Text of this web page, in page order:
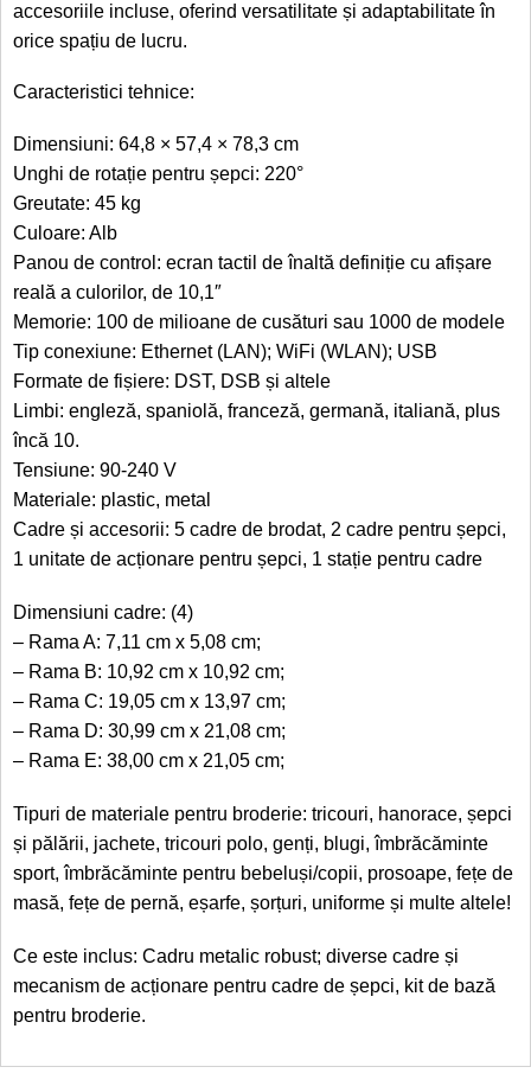
accesoriile incluse, oferind versatilitate și adaptabilitate în
orice spațiu de lucru.
Caracteristici tehnice:
Dimensiuni: 64,8 × 57,4 × 78,3 cm
Unghi de rotație pentru șepci: 220°
Greutate: 45 kg
Culoare: Alb
Panou de control: ecran tactil de înaltă definiție cu afișare
reală a culorilor, de 10,1″
Memorie: 100 de milioane de cusături sau 1000 de modele
Tip conexiune: Ethernet (LAN); WiFi (WLAN); USB
Formate de fișiere: DST, DSB și altele
Limbi: engleză, spaniolă, franceză, germană, italiană, plus
încă 10.
Tensiune: 90-240 V
Materiale: plastic, metal
Cadre și accesorii: 5 cadre de brodat, 2 cadre pentru șepci,
1 unitate de acționare pentru șepci, 1 stație pentru cadre
Dimensiuni cadre: (4)
– Rama A: 7,11 cm x 5,08 cm;
– Rama B: 10,92 cm x 10,92 cm;
– Rama C: 19,05 cm x 13,97 cm;
– Rama D: 30,99 cm x 21,08 cm;
– Rama E: 38,00 cm x 21,05 cm;
Tipuri de materiale pentru broderie: tricouri, hanorace, șepci
și pălării, jachete, tricouri polo, genți, blugi, îmbrăcăminte
sport, îmbrăcăminte pentru bebeluși/copii, prosoape, fețe de
masă, fețe de pernă, eșarfe, șorțuri, uniforme și multe altele!
Ce este inclus: Cadru metalic robust; diverse cadre și
mecanism de acționare pentru cadre de șepci, kit de bază
pentru broderie.